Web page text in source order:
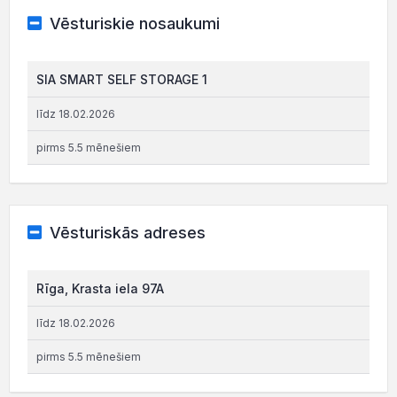
Vēsturiskie nosaukumi
SIA SMART SELF STORAGE 1
līdz 18.02.2026
pirms 5.5 mēnešiem
Vēsturiskās adreses
Rīga, Krasta iela 97A
līdz 18.02.2026
pirms 5.5 mēnešiem